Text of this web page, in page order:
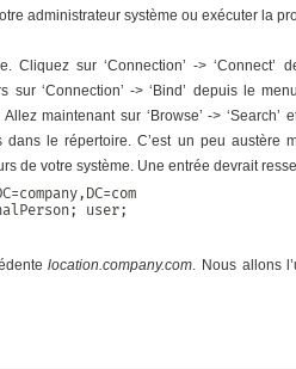
administrateur système ou exécuter la
Cliquez sur ‘Connection’ -> ‘Connect’
sur ‘Connection’ -> ‘Bind’ depuis le
maintenant sur ‘Browse’ -> ‘Search’
le répertoire. C’est un peu austère
de votre système. Une entrée devrait
,
location.company.com . Nous allons